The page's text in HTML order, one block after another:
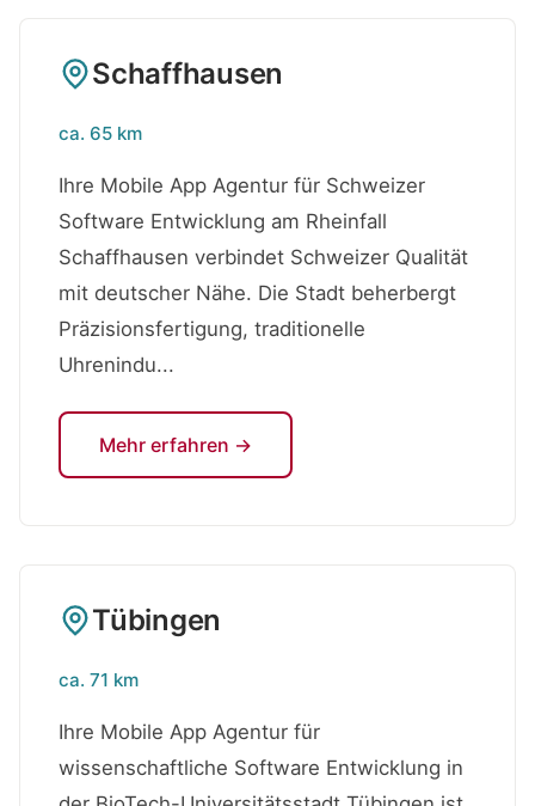
Schaffhausen
ca. 65 km
Ihre Mobile App Agentur für Schweizer
Software Entwicklung am Rheinfall
Schaffhausen verbindet Schweizer Qualität
mit deutscher Nähe. Die Stadt beherbergt
Präzisionsfertigung, traditionelle
Uhrenindu...
Mehr erfahren →
Tübingen
ca. 71 km
Ihre Mobile App Agentur für
wissenschaftliche Software Entwicklung in